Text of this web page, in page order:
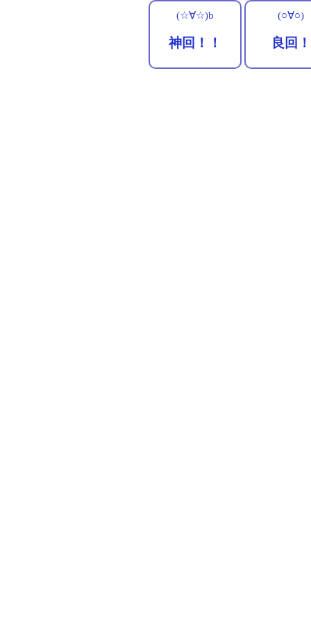
(☆∀☆)b
神回！！
(○∀○)
良回！